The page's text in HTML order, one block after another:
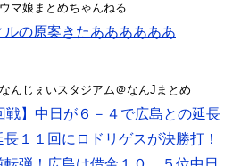
マ娘まとめちゃんねる
ルの原案きたああああああ
んじぇいスタジアム＠なんJまとめ
戦】中日が６－４で広島との延長
１１回にロドリゲスが決勝打！